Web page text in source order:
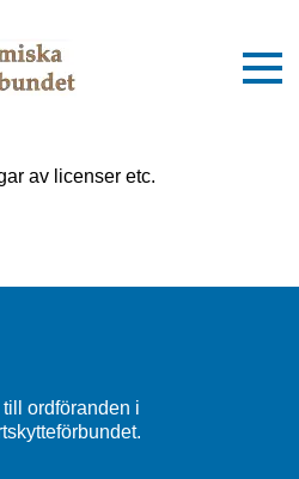
om inbetalningar
av licenser etc.
ordföranden i